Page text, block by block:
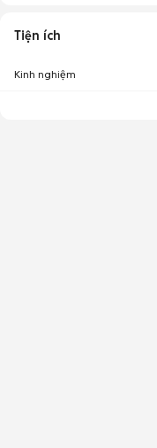
Tiện ích
Kinh nghiệm